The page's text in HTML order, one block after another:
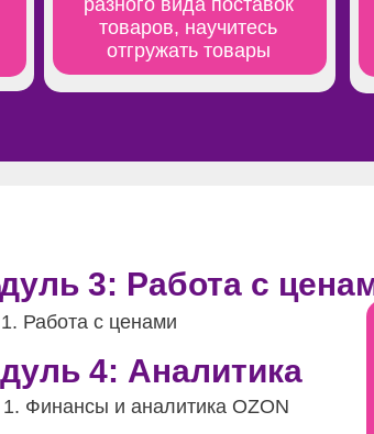
разного вида поставок
товаров, научитесь
отгружать товары
3: Работа с
Работа с ценами
4: Аналитика
1. Финансы и аналитика OZON